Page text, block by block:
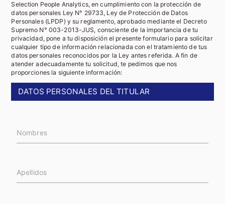
Selection People Analytics, en cumplimiento con la protección de
datos personales Ley N° 29733, Ley de Protección de Datos
Personales (LPDP) y su reglamento, aprobado mediante el Decreto
Supremo N° 003-2013-JUS, consciente de la importancia de tu
privacidad, pone a tu disposición el presente formulario para solicitar
cualquier tipo de información relacionada con el tratamiento de tus
datos personales reconocidos por la Ley antes referida. A fin de
atender adecuadamente tu solicitud, te pedimos que nos
proporciones la siguiente información:
DATOS PERSONALES DEL TITULAR
Nombres
Apellidos